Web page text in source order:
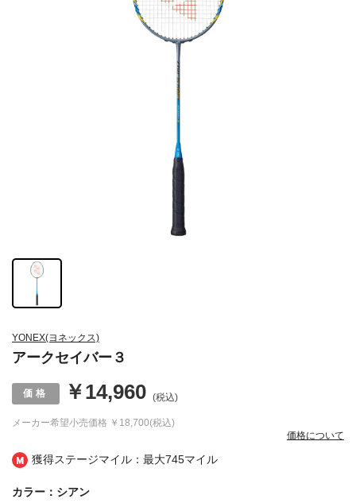
獲得ステージマイル：最大745マイル
YONEX(ヨネックス)
アークセイバー３
メーカー希望小売価格 ￥18,700(税込)
￥14,960 (税込)
価格について
カラー：シアン